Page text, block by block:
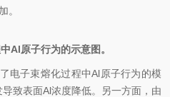
。
Al原子行为的示意图。
电子束熔化过程中Al原子行为的模
致表面Al浓度降低。另一方面，由